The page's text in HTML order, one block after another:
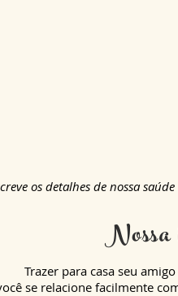
os detalhes de nossa saúde
Trazer para casa seu
se relacione facilmente